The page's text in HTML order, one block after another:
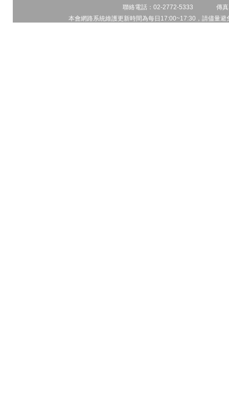
聯絡電話：02-2772-5333 傳
本會網路系統維護更新時間為每日17:00~17:30，請儘量